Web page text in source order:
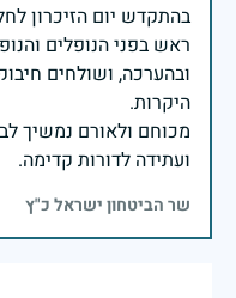
בהתקדש יום הזיכרון
ראש בפני הנופלים
ובהערכה, ושולחים
מכוחם ולאורם נמשיך
ועתידה לדורות קדימה.
שר הביטחון ישראל כ"ץ